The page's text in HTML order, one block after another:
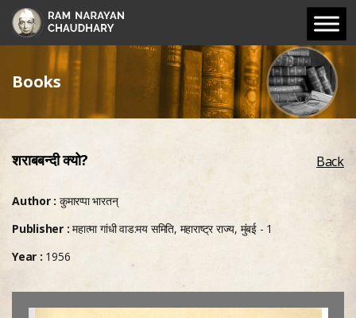
Books
शराबबन्दी क्यो? Back
Author : कुमारप्पा भारतन्
Publisher :महात्मा गांधी वाड:मय समिति, महाराष्ट्र राज्य, मुंबई - 1
Year : 1956